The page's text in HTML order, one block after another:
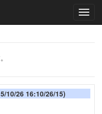
10/26 16:10/26/15)